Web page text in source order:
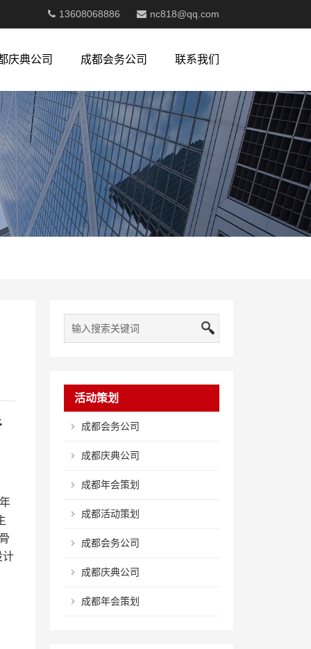
13608068886 nc818@qq.com
庆典公司 成都会务公司 联系我们
计
活动策划
成都会务公司
成都庆典公司
成都年会策划
成都活动策划
成都会务公司
成都庆典公司
成都年会策划